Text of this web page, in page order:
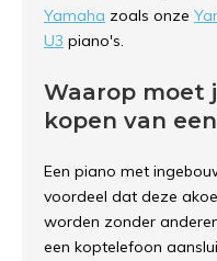
Yamaha zoals onze
U3 piano's.
Waarop moet
kopen van
Een piano met
voordeel dat deze
worden zonder
een koptelefoon